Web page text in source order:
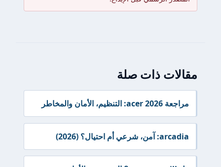
مقالات ذات صلة
مراجعة acer 2026: التنظيم، الأمان والمخاطر
arcadia: آمن، شرعي أم احتيال؟ (2026)